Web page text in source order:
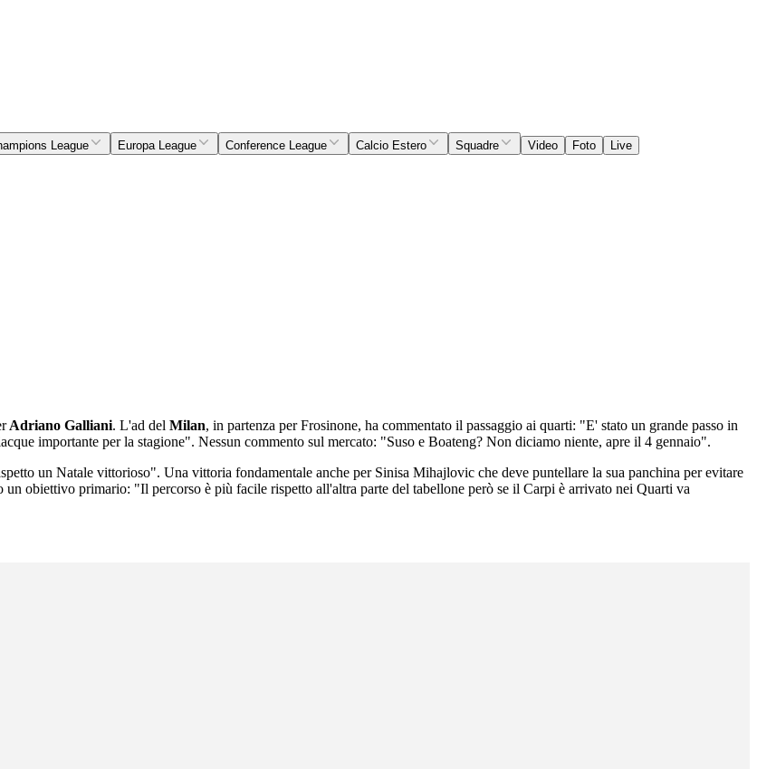
League Europa League Conference League Calcio Estero Squadre Video Foto
Live
Adriano Galliani. L'ad del Milan, in partenza per Frosinone, ha commentato il passaggio ai quarti: "E' stato un grande passo in
importante per la stagione". Nessun commento sul mercato: "Suso e Boateng? Non diciamo niente, apre il 4 gennaio".
un Natale vittorioso". Una vittoria fondamentale anche per Sinisa Mihajlovic che deve puntellare la sua panchina per evitare
obiettivo primario: "Il percorso è più facile rispetto all'altra parte del tabellone però se il Carpi è arrivato nei Quarti va